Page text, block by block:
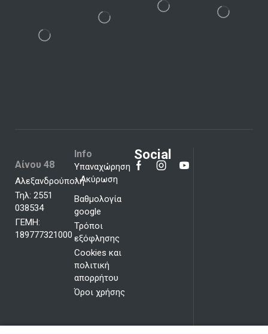
Αίνου 48
Αλεξανδρούπολη
Τηλ: 2551
038534
ΓΕΜΗ:
189777321000
Info
Υπαναχώρηση
- Ακύρωση
Βαθμολογία
google
Τρόποι
εξόφλησης
Cookies και
πολιτική
απορρήτου
Όροι χρήσης
Social